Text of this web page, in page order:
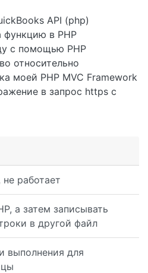
работает
а затем записывать
в другой файл
выполнения для
API (php)
функцию в PHP
с помощью PHP
относительно
моей PHP MVC Framework
в запрос https с